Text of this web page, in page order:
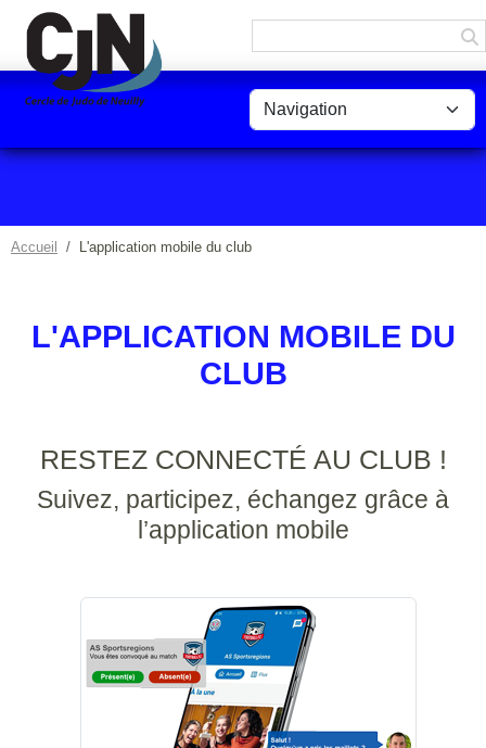
Accueil L'application mobile du club
L'APPLICATION MOBILE DU
CLUB
RESTEZ CONNECTÉ AU CLUB !
Suivez, participez, échangez grâce à
l’application mobile
Panneau de gestion des cookies